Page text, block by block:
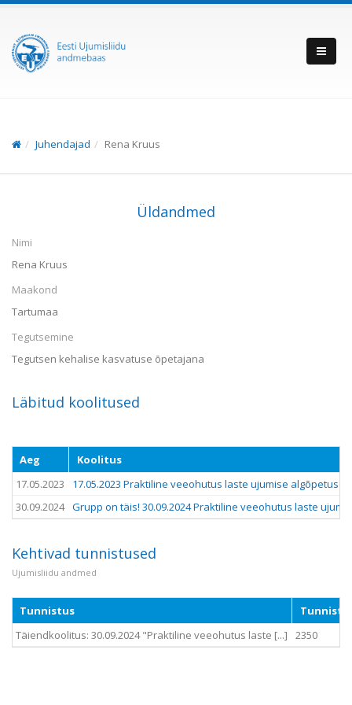
Juhendajad Rena Kruus
Üldandmed
Nimi
Rena Kruus
Maakond
Tartumaa
Tegutsemine
Tegutsen kehalise kasvatuse õpetajana
Läbitud koolitused
Aeg
Koolitus
17.05.2023
17.05.2023 Praktiline veeohutus laste ujumise algõpetuse
30.09.2024 Grupp on täis! 30.09.2024 Praktiline veeohutus laste
Kehtivad tunnistused
Ujumisliidu andmed
Tunnistus
Täiendkoolitus: 30.09.2024 "Praktiline veeohutus laste [...]
2350